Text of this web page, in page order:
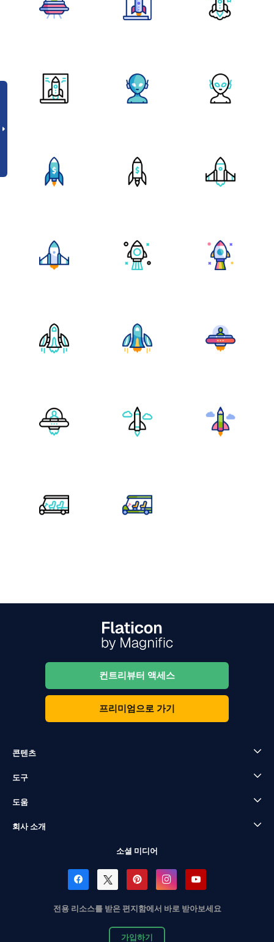
컨트리뷰터 액세스
프리미엄으로 가기
콘텐츠
도구
도움
회사 소개
소셜 미디어
전용 리소스를 받은 편지함에서 바로 받아보세요
가입하기